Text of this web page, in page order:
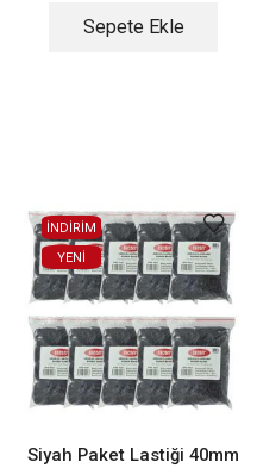
Sepete Ekle
İNDİRİM
YENI
Siyah Paket Lastiği 40mm